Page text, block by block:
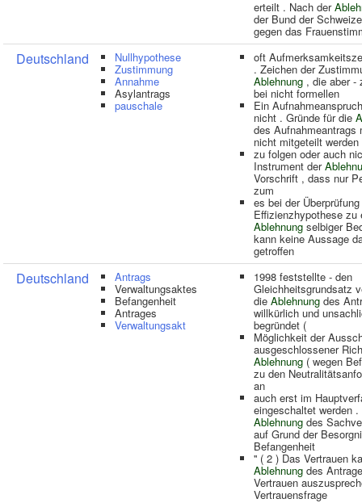
erteilt . Nach der
der Bund der
gegen das
Deutschland Nullhypothese
Zustimmung
Annahme
Asylantrags
pauschale
oft
. Zeichen der
Ablehnung , die aber -
bei nicht formellen
Ein
nicht . Gründe für die
des Aufnahmeantrags
nicht mitgeteilt
zu folgen oder auch
Instrument der
Vorschrift , dass nur
zum
es bei der
Effizienzhypothese zu
Ablehnungselbiger
kann keine Aussage
getroffen
Deutschland Antrags
Verwaltungsaktes
Befangenheit
Antrages
Verwaltungsakt
1998 feststellte - den
Gleichheitsgrundsatz
die Ablehnung des
willkürlich und
begründet (
Möglichkeit der
ausgeschlossener
Ablehnung ( wegen
zu den
an
auch erst im
eingeschaltet werden .
Ablehnung des
auf Grund der
Befangenheit
'' ( 2 ) Das Vertrauen
Ablehnung des
Vertrauen
Vertrauensfrage